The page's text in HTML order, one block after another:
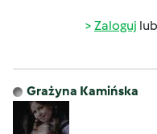
Zaloguj lub
Grażyna Kamińska